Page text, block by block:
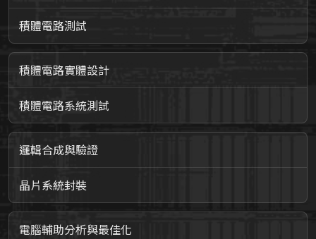
積體電路測試
積體電路實體設計
積體電路系統測試
邏輯合成與驗證
晶片系統封裝
電腦輔助分析與最佳化